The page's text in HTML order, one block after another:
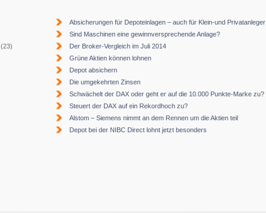
(23)
Absicherungen für Depoteinlagen – auch für Klein-und Privatanleger
Sind Maschinen eine gewinnversprechende Anlage?
Der Broker-Vergleich im Juli 2014
Grüne Aktien können lohnen
Depot absichern
Die umgekehrten Zinsen
Schwächelt der DAX oder geht er auf die 10.000 Punkte-Marke zu?
Steuert der DAX auf ein Rekordhoch zu?
Alstom – Siemens nimmt an dem Rennen um die Aktien teil
Depot bei der NIBC Direct lohnt jetzt besonders